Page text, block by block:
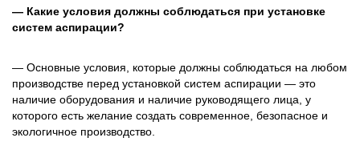
— Какие условия должны соблюдаться при установке
систем аспирации?
— Основные условия, которые должны соблюдаться на любом
производстве перед установкой систем аспирации — это
наличие оборудования и наличие руководящего лица, у
которого есть желание создать современное, безопасное и
экологичное производство.